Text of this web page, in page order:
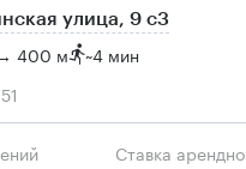
улица, 9 с3
400 м ~4 мин
Ставка